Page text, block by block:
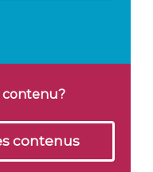
contenu?
contenus